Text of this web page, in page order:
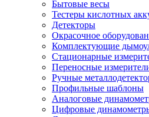
Бытовые весы
Тестеры кислотных
Детекторы
Окрасочное
Комплектующие
Стационарные
Переносные
Ручные
Профильные шаблоны
Аналоговые
Цифровые